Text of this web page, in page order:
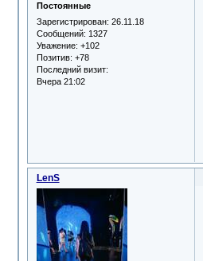
Постоянные
Зарегистрирован: 26.11.18
Сообщений: 1327
Уважение: +102
Позитив: +78
Последний визит:
Вчера 21:02
LenS